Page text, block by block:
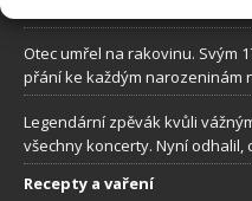
Otec umřel na rakovinu. Svým
přání ke každým narozeninám
Legendární zpěvák kvůli
všechny koncerty. Nyní odhalil,
Recepty a vaření